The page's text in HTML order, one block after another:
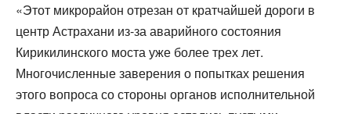
«Этот микрорайон отрезан от кратчайшей дороги в
центр Астрахани из-за аварийного состояния
Кирикилинского моста уже более трех лет.
Многочисленные заверения о попытках решения
этого вопроса со стороны органов исполнительной